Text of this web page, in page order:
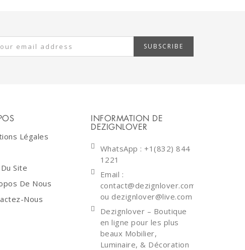
SUBSCRIBE
Légales
Site
De Nous
Nous
INFORMATION DE
DEZIGNLOVER
WhatsApp : +1(832) 844
1221
Email :
contact@dezignlover.com
ou dezignlover@live.com
Dezignlover – Boutique
en ligne pour les plus
beaux Mobilier,
Luminaire, & Décoration